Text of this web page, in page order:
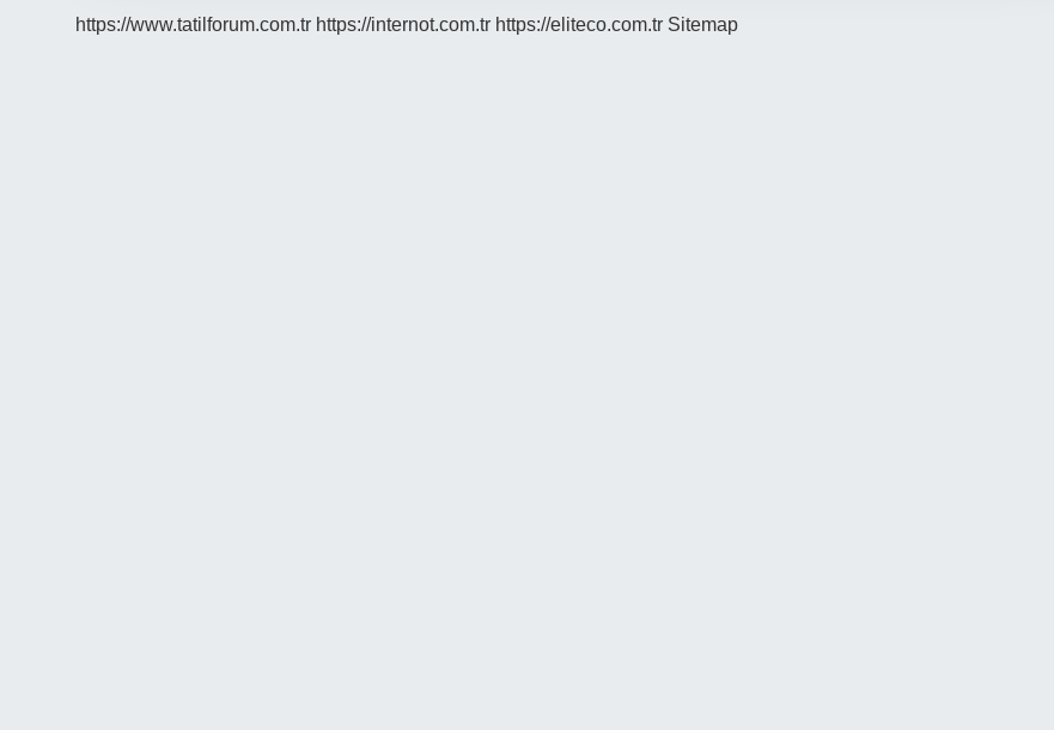
https://www.tatilforum.com.tr https://internot.com.tr https://eliteco.com.tr Sitemap